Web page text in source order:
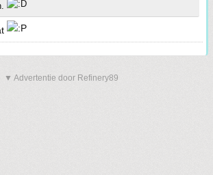
▼ Advertentie door Refinery89